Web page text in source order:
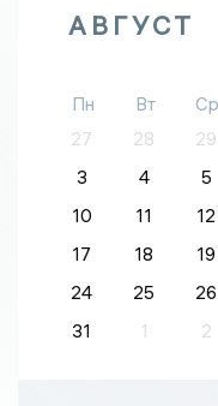
АВГУСТ
Пн Вт Ср
27
28 29
3
4 5
10
11 12
17
18 19
24
25 26
31
1 2